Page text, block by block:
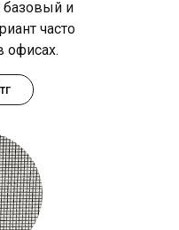
базовый и
часто
офисах.